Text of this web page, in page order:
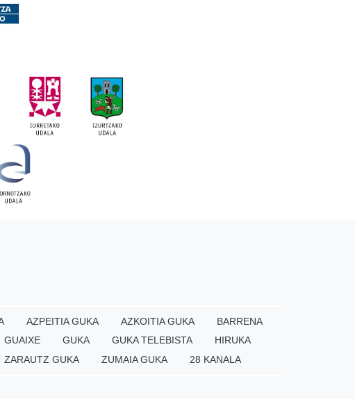
AZPEITIA GUKA AZKOITIA GUKA
BARRENA
GUAIXE GUKA GUKA TELEBISTA
HIRUKA
ZARAUTZ GUKA ZUMAIA GUKA 28 KANALA